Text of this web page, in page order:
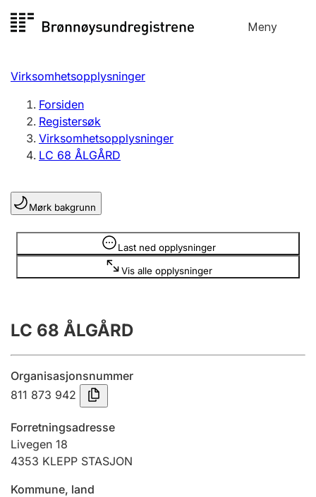
til
Meny
Registersøk
Aksjeselskap
Enkeltpersonforetak
Registrere, endre, slette
Lag og forening
Registrere, endre, slette
Årsregnskap
Innsending og forsinkelsesgebyr
Tinglysing
Jeger
Virksomhetsopplysninger
Forsiden
Registersøk
Virksomhetsopplysninger
LC 68 ÅLGÅRD
Mørk bakgrunn
Last ned opplysninger
Vis alle opplysninger
Opplysninger er skjult
LC 68 ÅLGÅRD
Organisasjonsnummer
811 873 942
Forretningsadresse
Livegen 18
4353 KLEPP STASJON
Kommune, land